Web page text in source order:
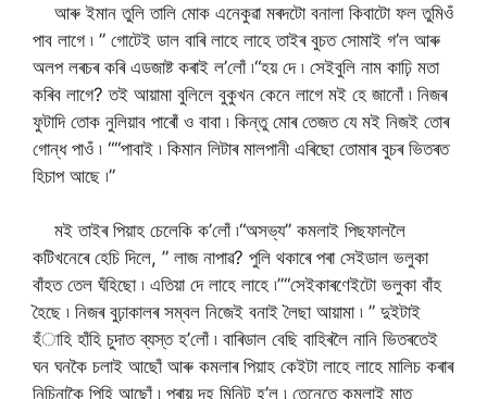
আৰু ইমান তুলি তালি মোক এনেকুৱা মৰদটো বনালা কিবাটো ফল তুমিওঁ
পাব লাগে ৷ ” গোটেই ডাল বাৰি লাহে লাহে তাইৰ বুচত সোমাই গ’ল আৰু
অলপ লৰচৰ কৰি এডজাষ্ট কৰাই ল’লোঁ ৷“হয় দে ৷ সেইবুলি নাম কাঢ়ি মতা
কৰিব লাগে? তই আয়ামা বুলিলে বুকুখন কেনে লাগে মই হে জানোঁ ৷ নিজৰ
ফুটাদি তোক নুলিয়াব পাৰোঁ ও বাবা ৷ কিন্তু মোৰ তেজত যে মই নিজই তোৰ
গোন্ধ পাওঁ ৷ ““পাবাই ৷ কিমান লিটাৰ মালপানী এৰিছো তোমাৰ বুচৰ ভিতৰত
হিচাপ আছে ৷”
মই তাইৰ পিয়াহ চেলেকি ক’লোঁ ৷“অসভ্য” কমলাই পিছফাললৈ
কটিখনেৰে হেচি দিলে, ” লাজ নাপাৱ? পুলি থকাৰে পৰা সেইডাল ভলুকা
বাঁহত তেল ঘঁহিছো ৷ এতিয়া দে লাহে লাহে ৷”“সেইকাৰণেইটো ভলুকা বাঁহ
হৈছে ৷ নিজৰ বুঢ়াকালৰ সম্বল নিজেই বনাই লৈছা আয়ামা ৷ ” দুইটাই
হঁাহি হাঁহি চুদাত ব্যস্ত হ’লোঁ ৷ বাৰিডাল বেছি বাহিৰলৈ নানি ভিতৰতেই
ঘন ঘনকৈ চলাই আছোঁ আৰু কমলাৰ পিয়াহ কেইটা লাহে লাহে মালিচ কৰাৰ
নিচিনাকৈ পিহি আছোঁ ৷ প্ৰায় দহ মিনিট হ’ল ৷ তেনেতে কমলাই মাত